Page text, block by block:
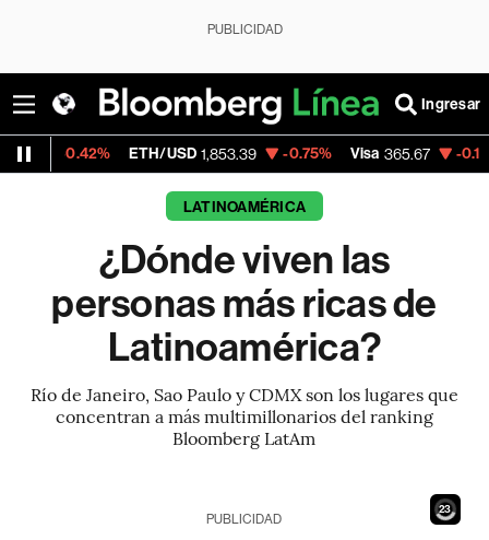
PUBLICIDAD
Ingresar
ETH/USD 1,853.39 -0.75% Visa 365.67 -0.13%
LATINOAMÉRICA
¿Dónde viven las
personas más ricas de
Latinoamérica?
Río de Janeiro, Sao Paulo y CDMX son los lugares que
concentran a más multimillonarios del ranking
Bloomberg LatAm
21
PUBLICIDAD